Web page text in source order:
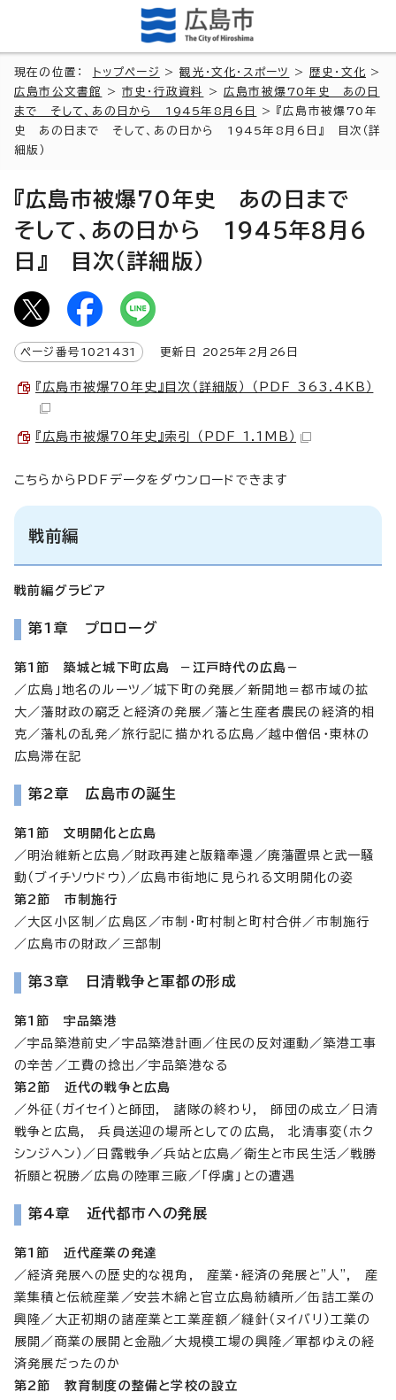
現在の位置： トップページ >観光・文化・スポーツ > 歴史・文化 >
広島市公文書館
>市史・行政資料 >広島市被爆70年史 あの日
まで そして、あの日から 1945年8月6日
> 『広島市被爆70年
史 あの日まで そして、あの日から 1945年8月6日』 目次（詳
細版）
『広島市被爆70年史 あの日まで
そして、あの日から 1945年8月6
日』 目次（詳細版）
ページ番号 1021431 更新日 2025年2月 26 日
『広島市被爆70年史』目次（詳細版） （PDF 363.4KB）
『広島市被爆70年史』索引 （PDF 1.1MB）
こちらからPDFデータをダウンロードできます
戦前編
戦前編グラビア
第1章 プロローグ
第1節 築城と城下町広島 －江戸時代の広島－
／広島」地名のルーツ／城下町の発展／新開地＝都市域の拡
大／藩財政の窮乏と経済の発展／藩と生産者農民の経済的相
克／藩札の乱発／旅行記に描かれる広島／越中僧侶・東林の
広島滞在記
第2章 広島市の誕生
第1節 文明開化と広島
／明治維新と広島／財政再建と版籍奉還／廃藩置県と武一騒
動（ブイチソウドウ）／広島市街地に見られる文明開化の姿
第2節 市制施行
／大区小区制／広島区／市制・町村制と町村合併／市制施行
／広島市の財政／三部制
第3章 日清戦争と軍都の形成
第1節 宇品築港
／宇品築港前史／宇品築港計画／住民の反対運動／築港工事
の辛苦／工費の捻出／宇品築港なる
第2節 近代の戦争と広島
／外征（ガイセイ）と師団, 諸隊の終わり, 師団の成立／日清
戦争と広島, 兵員送迎の場所としての広島, 北清事変（ホク
シンジヘン）／日露戦争／兵站と広島／衛生と市民生活／戦勝
祈願と祝勝／広島の陸軍三廠／「俘虜」との遭遇
第4章 近代都市への発展
第1節 近代産業の発達
／経済発展への歴史的な視角, 産業・経済の発展と"人", 産
業集積と伝統産業／安芸木綿と官立広島紡績所／缶詰工業の
興隆／大正初期の諸産業と工業産額／縫針（ヌイバリ）工業の
展開／商業の展開と金融／大規模工場の興隆／軍都ゆえの経
済発展だったのか
第2節 教育制度の整備と学校の設立